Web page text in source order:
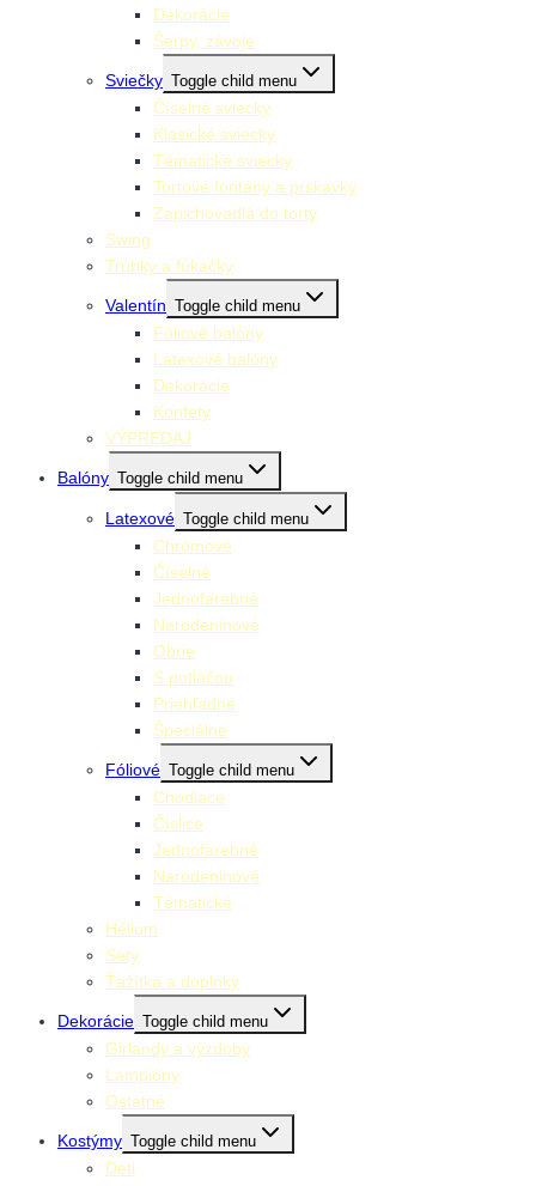
Dekorácie
Šerpy, závoje
Sviečky Toggle child menu
Číselné sviecky
Klasické sviecky
Tématické sviecky
Tortové fontány a prskavky
Zapichovadlá do torty
Swing
Trúbky a fúkačky
Valentín Toggle child menu
Fóliové balóny
Latexové balóny
Dekorácie
Konfety
VÝPREDAJ
Balóny Toggle child menu
Latexové Toggle child menu
Chrómové
Číselné
Jednofarebné
Narodeninové
Obrie
S potlačou
Priehľadné
Špeciálne
Fóliové Toggle child menu
Chodiace
Číslice
Jednofarebné
Narodeninové
Tématické
Hélium
Sety
Ťažítka a doplnky
Dekorácie Toggle child menu
Girlandy a výzdoby
Lampióny
Ostatné
Kostýmy Toggle child menu
Deti